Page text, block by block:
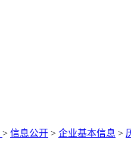
> 信息公开 > 企业基本信息 >